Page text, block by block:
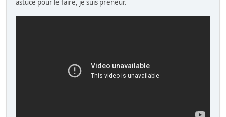
astuce pour le faire, je suis preneur.